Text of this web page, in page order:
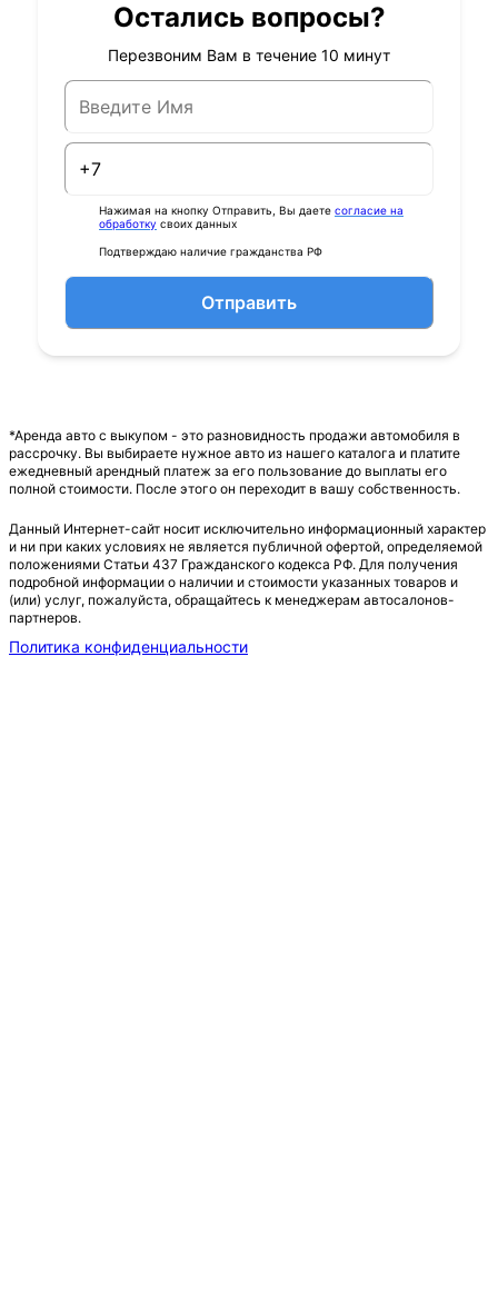
Остались вопросы?
Перезвоним Вам в течение 10 минут
Нажимая на кнопку Отправить, Вы даете согласие на
обработку своих данных
Подтверждаю наличие гражданства РФ
Отправить
*Аренда авто с выкупом - это разновидность продажи автомобиля в
рассрочку. Вы выбираете нужное авто из нашего каталога и платите
ежедневный арендный платеж за его пользование до выплаты его
полной стоимости. После этого он переходит в вашу собственность.
Данный Интернет-сайт носит исключительно информационный характер
и ни при каких условиях не является публичной офертой, определяемой
положениями Статьи 437 Гражданского кодекса РФ. Для получения
подробной информации о наличии и стоимости указанных товаров и
(или) услуг, пожалуйста, обращайтесь к менеджерам автосалонов-
партнеров.
Политика конфиденциальности